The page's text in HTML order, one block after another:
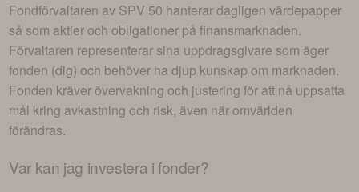
Fondförvaltaren av SPV 50 hanterar dagligen värdepapper
så som aktier och obligationer på finansmarknaden.
Förvaltaren representerar sina uppdragsgivare som äger
fonden (dig) och behöver ha djup kunskap om marknaden.
Fonden kräver övervakning och justering för att nå uppsatta
mål kring avkastning och risk, även när omvärlden
förändras.
Var kan jag investera ifonder?